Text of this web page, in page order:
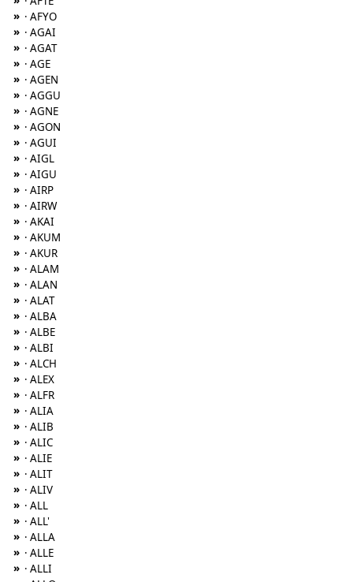
» · AFYO
» · AGAI
» · AGAT
» · AGE
» · AGEN
» · AGGU
» · AGNE
» · AGON
» · AGUI
» · AIGL
» · AIGU
» · AIRP
» · AIRW
» · AKAI
» · AKUM
» · AKUR
» · ALAM
» · ALAN
» · ALAT
» · ALBA
» · ALBE
» · ALBI
» · ALCH
» · ALEX
» · ALFR
» · ALIA
» · ALIB
» · ALIC
» · ALIE
» · ALIT
» · ALIV
» · ALL
» · ALL'
» · ALLA
» · ALLE
» · ALLI